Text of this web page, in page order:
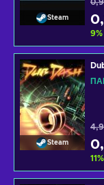
Steam
9%
Steam
11%